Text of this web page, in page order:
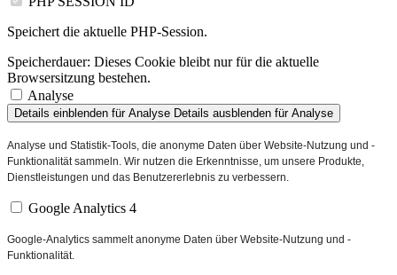
Speichert die aktuelle PHP-Session.
Speicherdauer: Dieses Cookie bleibt nur für die aktuelle
Browsersitzung bestehen.
Analyse
Details einblenden für Analyse Details ausblenden für Analyse
Analyse und Statistik-Tools, die anonyme Daten über Website-Nutzung und -
Funktionalität sammeln. Wir nutzen die Erkenntnisse, um unsere Produkte,
Dienstleistungen und das Benutzererlebnis zu verbessern.
Google Analytics 4
Google-Analytics sammelt anonyme Daten über Website-Nutzung und -
Funktionalität.